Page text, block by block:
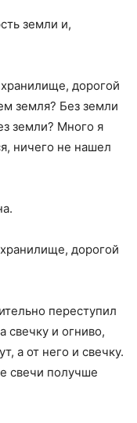
земли и,
дорогой
земля? Без земли
земли? Много я
ничего не нашел
дорогой
переступил
свечку и огниво,
а от него и свечку.
свечи получше